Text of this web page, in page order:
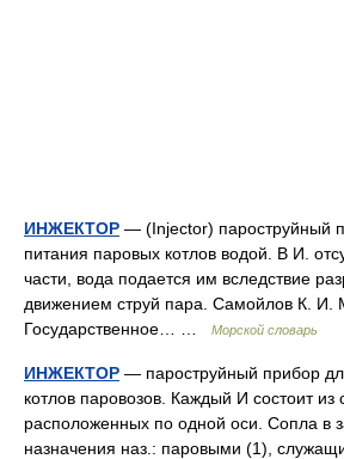
ИНЖЕКТОР — (Injector) пароструйный
питания паровых котлов водой. В И.
части, вода подается им вследствие
движением струй пара. Самойлов К. И.
Государственное… …
Морской словарь
ИНЖЕКТОР — пароструйный прибор
котлов паровозов. Каждый И состоит из
расположенных по одной оси. Сопла в
назначения наз.: паровыми (1),